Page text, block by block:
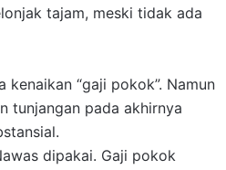
tajam, meski tidak ada
“gaji pokok”. Namun
tunjangan pada akhirnya
dipakai. Gaji pokok